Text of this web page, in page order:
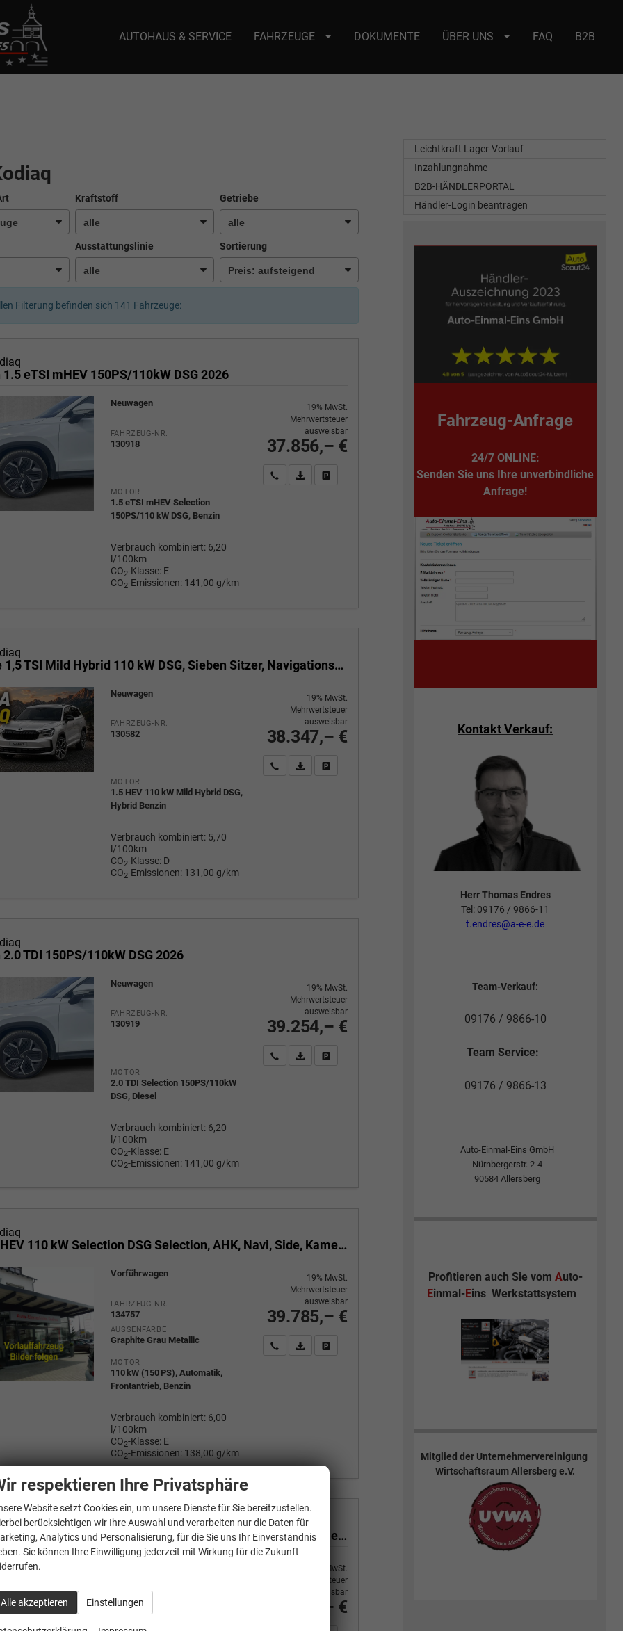
aee-de0k._domainkey.autoeinmaleins.onmicrosoft.com Host Name : selector2._domainkey Points to address or value: selector2-aee-
AUTOHAUS & SERVICE FAHRZEUGE DOKUMENTE ÜBER UNS FAQ B2B
Kraftstoff Getriebe
Ausstattungslinie Sortierung
Filterung befinden sich 141 Fahrzeuge:
eTSI mHEV 150PS/110kW DSG 2026
Neuwagen
FAHRZEUG-NR.
130918
MOTOR
1.5 eTSI mHEV Selection
150PS/110 kW DSG, Benzin
Verbrauch kombiniert: 6,20
l/100km
CO2-Klasse: E
CO2-Emissionen: 141,00 g/km
37.856,– €
19% MwSt.
Mehrwertsteuer
ausweisbar
Wir rufen Sie anPDF-Fahrzeugexposé drucken
Fahrzeug drucken, parken oder vergleichen
Executive 1,5 TSI Mild Hybrid 110 kW DSG, Sieben Sitzer, Navigationssystem, Metallfarbe, Klimaautomatik 3 Zonen,, 18 Zoll Alufelgen,Sitzheizung,LED, Phone BOX, Sun Set, Virtual Cockpit, Rückkamera, 4J. Garantie
Neuwagen
FAHRZEUG-NR.
130582
MOTOR
1.5 HEV 110 kW Mild Hybrid DSG,
Hybrid Benzin
Verbrauch kombiniert: 5,70
l/100km
CO2-Klasse: D
CO2-Emissionen: 131,00 g/km
38.347,– €
19% MwSt.
Mehrwertsteuer
ausweisbar
Wir rufen Sie anPDF-Fahrzeugexposé drucken
Fahrzeug drucken, parken oder vergleichen
TDI 150PS/110kW DSG 2026
Neuwagen
FAHRZEUG-NR.
130919
MOTOR
2.0 TDI Selection 150PS/110kW
DSG, Diesel
Verbrauch kombiniert: 6,20
l/100km
CO2-Klasse: E
CO2-Emissionen: 141,00 g/km
39.254,– €
19% MwSt.
Mehrwertsteuer
ausweisbar
Wir rufen Sie anPDF-Fahrzeugexposé drucken
Fahrzeug drucken, parken oder vergleichen
1.5 TSI mHEV 110 kW Selection DSG Selection, AHK, Navi, Side, Kamera, Winter, 4 J.- Garantie
Vorführwagen
FAHRZEUG-NR.
134757
AUSSENFARBE
Graphite Grau Metallic
MOTOR
110 kW (150 PS), Automatik,
Frontantrieb, Benzin
Verbrauch kombiniert: 6,00
l/100km
CO2-Klasse: E
CO2-Emissionen: 138,00 g/km
39.785,– €
19% MwSt.
Mehrwertsteuer
ausweisbar
Wir rufen Sie anPDF-Fahrzeugexposé drucken
Fahrzeug drucken, parken oder vergleichen
1.5 TSI mHEV 110 kW Selection DSG Selection, AHK, Navi, Side, Kamera, Winter, 4 J.- Garantie
FAHRZEUG-NR.
134758 39.785,– €
19% MwSt.
Mehrwertsteuer
ausweisbar
Leichtkraft Lager-Vorlauf
Inzahlungnahme
B2B-HÄNDLERPORTAL
Händler-Login beantragen
Fahrzeug-Anfrage
24/7 ONLINE:
Senden Sie uns Ihre unverbindliche
Anfrage!
Kontakt Verkauf:
Herr Thomas Endres
Tel: 09176 / 9866-11
t.endres@a-e-e.de
Team-Verkauf:
09176 / 9866-10
Team Service:
09176 / 9866-13
Auto-Einmal-Eins GmbH
Nürnbergerstr. 2-4
90584 Allersberg
Profitieren auch Sie vom Auto-
Einmal- Eins Werkstattsystem
Mitglied der Unternehmervereinigung
Wirtschaftsraum Allersberg e.V.
respektieren Ihre Privatsphäre
Website setzt Cookies ein, um unsere Dienste für Sie bereitzustellen.
berücksichtigen wir Ihre Auswahl und verarbeiten nur die Daten für
Analytics und Personalisierung, für die Sie uns Ihr Einverständnis
Sie können Ihre Einwilligung jederzeit mit Wirkung für die Zukunft
Alle akzeptieren Einstellungen